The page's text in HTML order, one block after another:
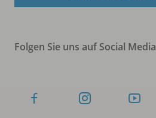
Folgen Sie uns auf Social Media